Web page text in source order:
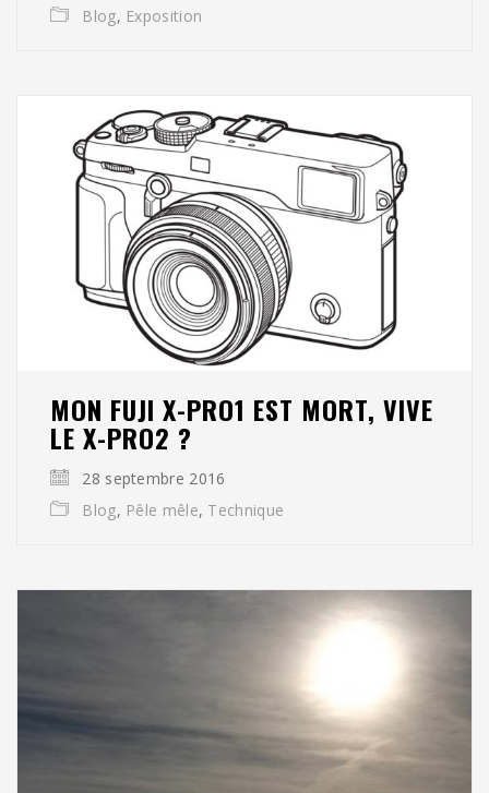
Blog, Exposition
MON FUJI X-PRO1 EST MORT, VIVE
LE X-PRO2 ?
28 septembre 2016
Blog, Pêle mêle, Technique